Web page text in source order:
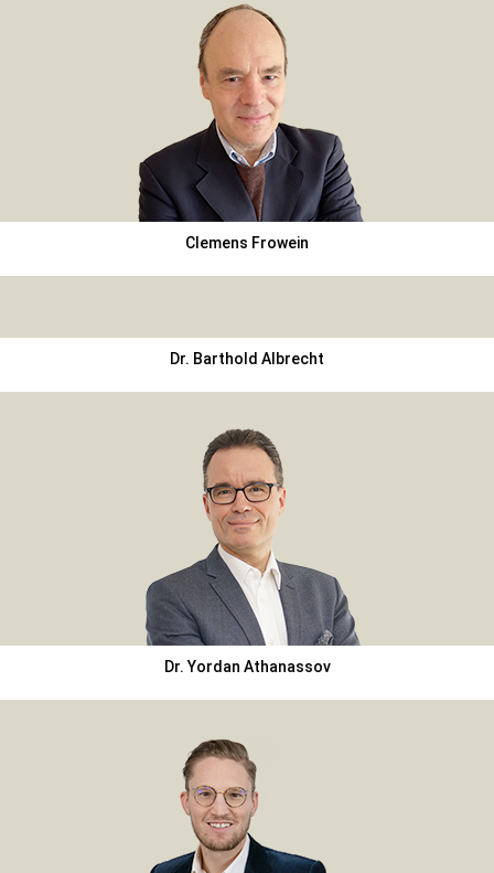
Clemens Frowein
Dr. Barthold Albrecht
Dr. Yordan Athanassov